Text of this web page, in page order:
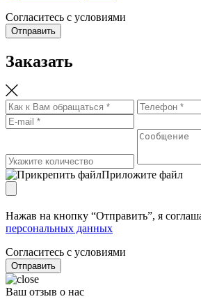
Согласитесь с условиями
Отправить
Заказать
Приложите файл
Нажав на кнопку “Отправить”, я
персональных данных
Согласитесь с условиями
Отправить
Ваш отзыв о нас